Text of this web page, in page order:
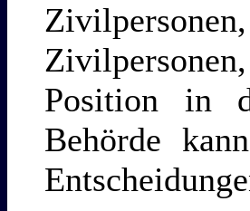
Position in
Behörde